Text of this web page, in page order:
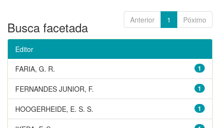
Anterior 1 Póximo
Busca facetada
Editor
1
FARIA, G. R.
1
FERNANDES JUNIOR, F.
1
HOOGERHEIDE, E. S. S.